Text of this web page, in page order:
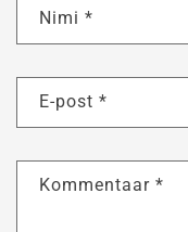
Nimi *
E-post *
Kommentaar *